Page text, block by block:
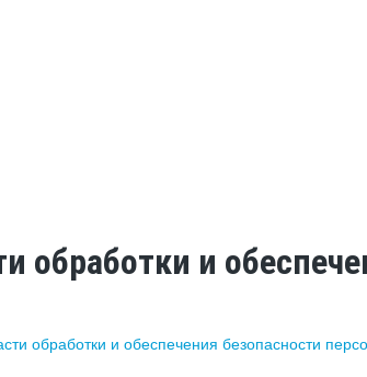
обработки и
обработки и обеспечения безопасности